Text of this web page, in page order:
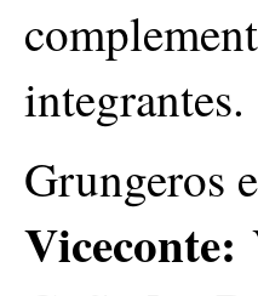
integrantes.
Grungeros
Viceconte: